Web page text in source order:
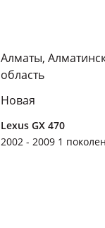
Алматы,
область
Новая
Lexus GX 470
2002 - 2009 1